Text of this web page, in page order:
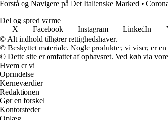
Forstå og Navigere på Det Italienske Marked •
Del og spred varme
X
Facebook Instagram LinkedIn
© Alt indhold tilhører rettighedshaver.
© Beskyttet materiale. Nogle produkter, vi viser, er
© Dette site er omfattet af ophavsret. Ved køb via
Hvem er vi
Oprindelse
Kerneværdier
Redaktionen
Gør en forskel
Kontorsteder
Oplæg